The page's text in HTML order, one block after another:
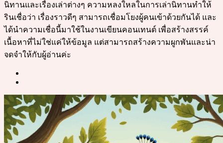
นิทานและเรื่องเล่าต่างๆ ความหลงใหลในการเล่านิทานทำให้
รินเชื่อว่า เรื่องราวดีๆ สามารถเชื่อมโยงผู้คนเข้าด้วยกันได้ และ
ได้นำความเชื่อนี้มาใช้ในงานเขียนคอนเทนต์ เพื่อสร้างสรรค์
เนื้อหาที่ไม่ใช่แค่ให้ข้อมูล แต่สามารถสร้างความผูกพันและน่า
จดจำให้กับผู้อ่านค่ะ
Post
navigation